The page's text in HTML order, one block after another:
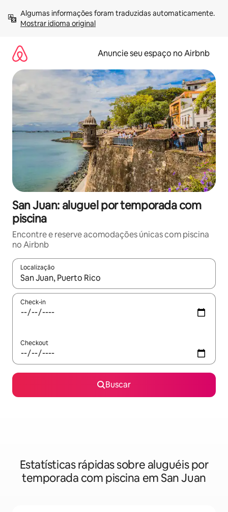
para
Mostrar idioma original
Anuncie seu espaço no Airbnb
San Juan: aluguel por temporada com
piscina
Encontre e reserve acomodações únicas com piscina
no Airbnb
Localização
Quando os resultados estiverem disponíveis, explore-os
Check-in
Checkout
Buscar
Estatísticas rápidas sobre aluguéis por
temporada com piscina em San Juan